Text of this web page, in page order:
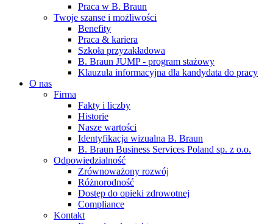
Praca w B. Braun
Twoje szanse i możliwości
Benefity
Praca & kariera
Szkoła przyzakładowa
B. Braun JUMP - program stażowy
Klauzula informacyjna dla kandydata do pracy
O nas
Firma
Fakty i liczby
Historie
Nasze wartości
Identyfikacja wizualna B. Braun
B. Braun Business Services Poland sp. z o.o.
Odpowiedzialność
Zrównoważony rozwój
Różnorodność
Dostęp do opieki zdrowotnej
Compliance
Kontakt